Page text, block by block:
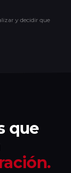
y decidir que
que